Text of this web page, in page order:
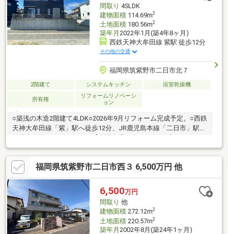
い合わせください♪
間取り 4SLDK
建物面積114.69m2
土地面積180.56m2
築年月 2022年1月(築4年8ヶ月)
西鉄天神大牟田線 紫駅 徒歩12分
その他の交通
福岡県筑紫野市二日市北７
2階建て システムキッチン 浴室乾燥機
所有権
リフォームリノベーシ
ョン
○築浅の木造2階建て4LDK○2026年9月リフォーム完成予定。○西鉄
天神大牟田線「紫」駅へ徒歩12分、JR鹿児島本線「二日市」駅へ
ス】・当社在籍スタッフはリフォーム、ローンに関するエキスパ
ート！・物件購入+リフォーム費用もまとめてお見積り♪・住み替
え先を探しながら、ご自宅の売却が並行して行えます！・もちろ
ん査定も無料です♪【ライフスタイルに合わせた物件探し】・土日
祝/18時以降/1件～複数件のご内覧も大歓迎・ご自宅等への送迎も
可能です！・当社未掲載物件もご案内できます♪
福岡県筑紫野市二日市西３ 6,500万円 他
6,500万円
間取り 他
建物面積272.12m2
土地面積220.57m2
築年月 2002年8月(築24年1ヶ月)